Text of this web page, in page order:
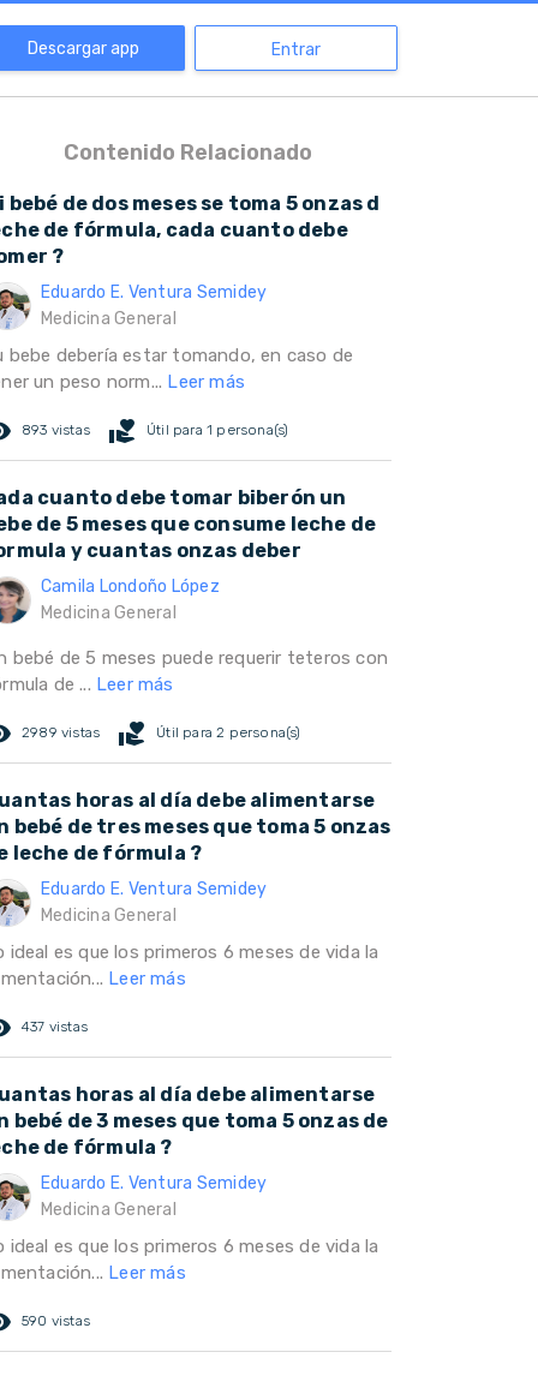
Descargar app Entrar
Contenido Relacionado
bebé de dos meses se toma 5 onzas d
de fórmula, cada cuanto debe
?
Eduardo E. Ventura Semidey
Medicina General
bebe debería estar tomando, en caso de
un peso norm... Leer más
893 vistas volunteer_activism Útil para 1 persona(s)
cuanto debe tomar biberón un
de 5 meses que consume leche de
y cuantas onzas deber
Camila Londoño López
Medicina General
bebé de 5 meses puede requerir teteros con
de ... Leer más
2989 vistas volunteer_activism Útil para 2 persona(s)
horas al día debe alimentarse
bebé de tres meses que toma 5 onzas
leche de fórmula ?
Eduardo E. Ventura Semidey
Medicina General
ideal es que los primeros 6 meses de vida la
Leer más
437 vistas
horas al día debe alimentarse
bebé de 3 meses que toma 5 onzas de
de fórmula ?
Eduardo E. Ventura Semidey
Medicina General
ideal es que los primeros 6 meses de vida la
Leer más
590 vistas